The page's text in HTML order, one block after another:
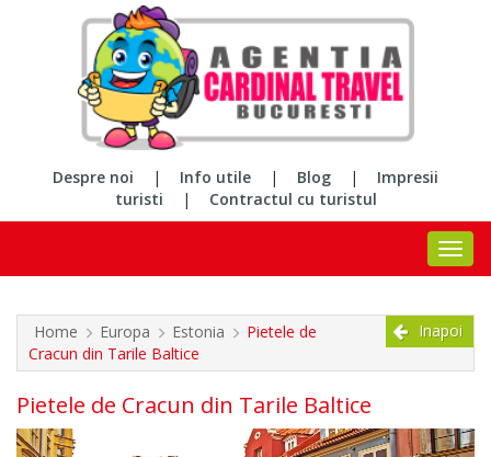
Despre noi | Info utile | Blog |
Impresii
turisti
| Contractul cu turistul
Home Europa Estonia
Pietele de
Cracun din Tarile Baltice
Inapoi
Pietele de Cracun din Tarile Baltice